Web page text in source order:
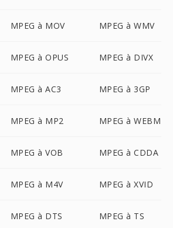
MPEG à MOV MPEG à WMV
MPEG à OPUS MPEG à DIVX
MPEG à AC3 MPEG à 3GP
MPEG à MP2 MPEG à WEBM
MPEG à VOB MPEG à CDDA
MPEG à M4V MPEG à XVID
MPEG à DTS MPEG à TS